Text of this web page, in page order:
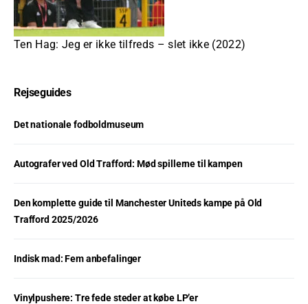
Ten Hag: Jeg er ikke tilfreds – slet ikke (2022)
Rejseguides
Det nationale fodboldmuseum
Autografer ved Old Trafford: Mød spillerne til kampen
Den komplette guide til Manchester Uniteds kampe på Old
Trafford 2025/2026
Indisk mad: Fem anbefalinger
Vinylpushere: Tre fede steder at købe LP’er